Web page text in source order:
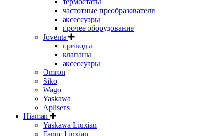
частотные преобразователи
аксессуары
прочее оборудование
Joventa
приводы
клапаны
аксессуары
Omron
Siko
Wago
Yaskawa
Aplisens
Hiaman
Yaskawa Liuxian
Fanuc Liuxian